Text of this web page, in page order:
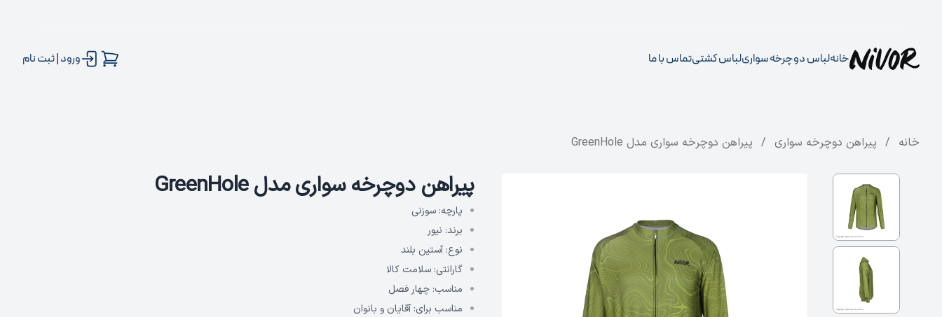
خانهلباس دوچرخه سواریلباس کشتیتماس با ما ورود | ثبت نام
خانه / پیراهن دوچرخه سواری / پیراهن دوچرخه سواری مدل GreenHole
پیراهن دوچرخه سواری مدل GreenHole
پارچه: سوزنی
برند: نیور
نوع: آستین بلند
گارانتی: سلامت کالا
مناسب: چهار فصل
مناسب برای: آقایان و بانوان